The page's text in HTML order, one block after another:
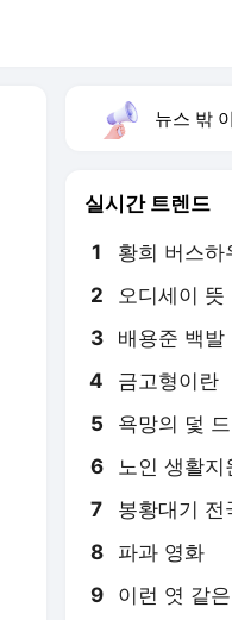
뉴스 밖 이
실시간 트렌드
1 황희 버스하
2 오디세이 뜻
4 금고형이란
5 욕망의 덫
6 노인 생활지
7 봉황대기 전
8 파과 영화
9 이런 엿 같